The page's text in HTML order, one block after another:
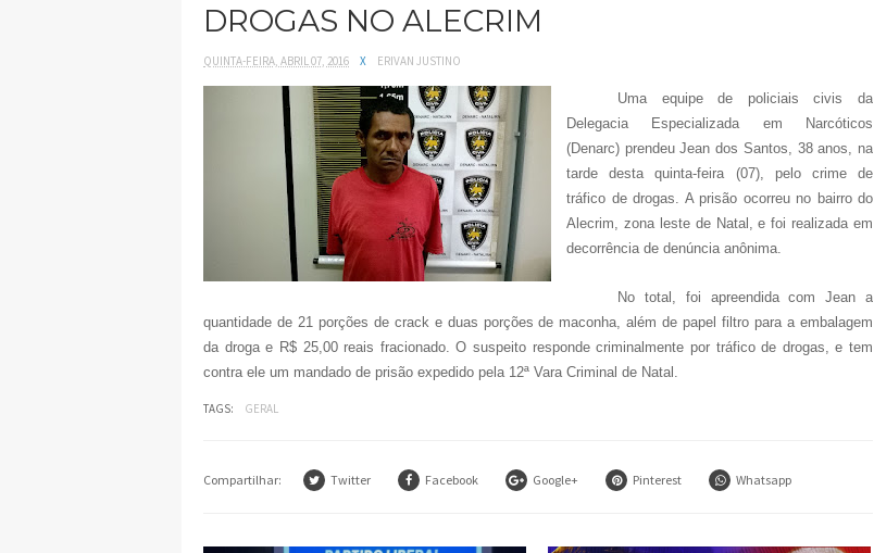
DROGAS NO ALECRIM
QUINTA-FEIRA, ABRIL 07, 2016 X ERIVAN JUSTINO
Uma equipe de policiais civis da
Delegacia Especializada em Narcóticos
(Denarc) prendeu Jean dos Santos, 38 anos, na
tarde desta quinta-feira (07), pelo crime de
tráfico de drogas. A prisão ocorreu no bairro do
Alecrim, zona leste de Natal, e foi realizada em
decorrência de denúncia anônima.
No total, foi apreendida com Jean a
quantidade de 21 porções de crack e duas porções de maconha, além de papel filtro para a embalagem
da droga e R$ 25,00 reais fracionado. O suspeito responde criminalmente por tráfico de drogas, e tem
contra ele um mandado de prisão expedido pela 12ª Vara Criminal de Natal.
TAGS: GERAL
Compartilhar: Twitter Facebook Google+ Pinterest Whatsapp